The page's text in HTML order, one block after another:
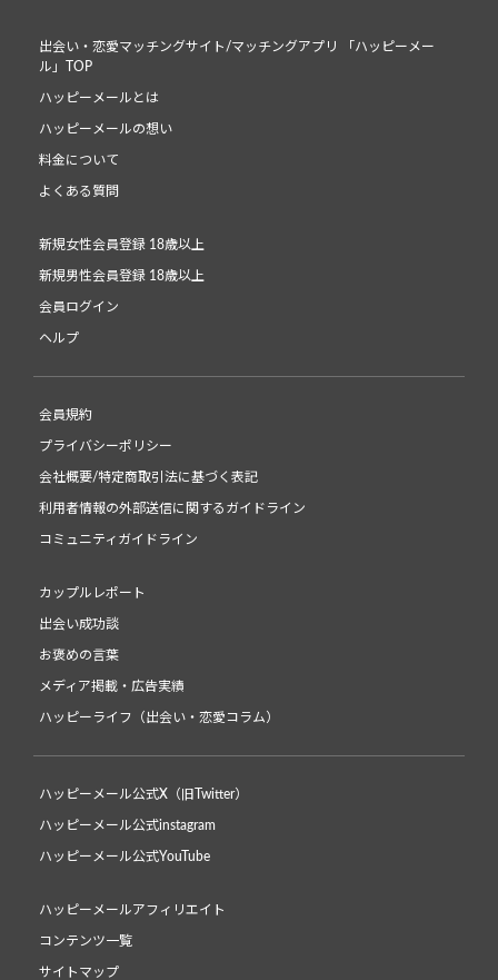
出会い・恋愛マッチングサイト/マッチングアプリ 「ハッピーメー
ル」TOP
ハッピーメールとは
ハッピーメールの想い
料金について
よくある質問
新規女性会員登録 18歳以上
新規男性会員登録 18歳以上
会員ログイン
ヘルプ
会員規約
プライバシーポリシー
会社概要/特定商取引法に基づく表記
利用者情報の外部送信に関するガイドライン
コミュニティガイドライン
カップルレポート
出会い成功談
お褒めの言葉
メディア掲載・広告実績
ハッピーライフ（出会い・恋愛コラム）
ハッピーメール公式X（旧Twitter）
ハッピーメール公式instagram
ハッピーメール公式YouTube
ハッピーメールアフィリエイト
コンテンツ一覧
サイトマップ